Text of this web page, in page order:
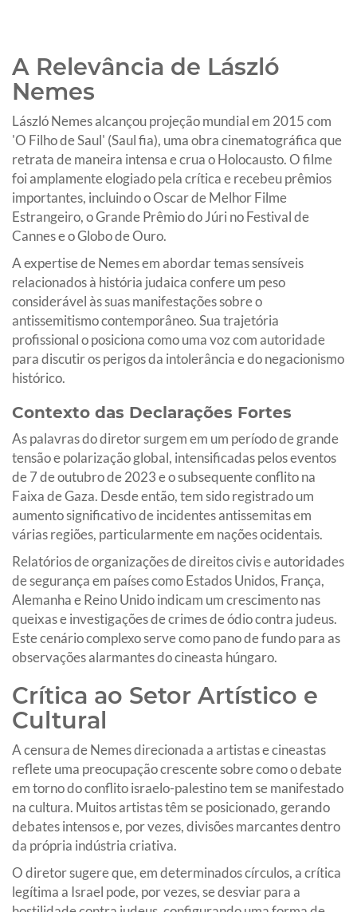
A Relevância de László
Nemes
László Nemes alcançou projeção mundial em 2015 com
'O Filho de Saul' (Saul fia), uma obra cinematográfica que
retrata de maneira intensa e crua o Holocausto. O filme
foi amplamente elogiado pela crítica e recebeu prêmios
importantes, incluindo o Oscar de Melhor Filme
Estrangeiro, o Grande Prêmio do Júri no Festival de
Cannes e o Globo de Ouro.
A expertise de Nemes em abordar temas sensíveis
relacionados à história judaica confere um peso
considerável às suas manifestações sobre o
antissemitismo contemporâneo. Sua trajetória
profissional o posiciona como uma voz com autoridade
para discutir os perigos da intolerância e do negacionismo
histórico.
Contexto das Declarações Fortes
As palavras do diretor surgem em um período de grande
tensão e polarização global, intensificadas pelos eventos
de 7 de outubro de 2023 e o subsequente conflito na
Faixa de Gaza. Desde então, tem sido registrado um
aumento significativo de incidentes antissemitas em
várias regiões, particularmente em nações ocidentais.
Relatórios de organizações de direitos civis e autoridades
de segurança em países como Estados Unidos, França,
Alemanha e Reino Unido indicam um crescimento nas
queixas e investigações de crimes de ódio contra judeus.
Este cenário complexo serve como pano de fundo para as
observações alarmantes do cineasta húngaro.
Crítica ao Setor Artístico e
Cultural
A censura de Nemes direcionada a artistas e cineastas
reflete uma preocupação crescente sobre como o debate
em torno do conflito israelo-palestino tem se manifestado
na cultura. Muitos artistas têm se posicionado, gerando
debates intensos e, por vezes, divisões marcantes dentro
da própria indústria criativa.
O diretor sugere que, em determinados círculos, a crítica
legítima a Israel pode, por vezes, se desviar para a